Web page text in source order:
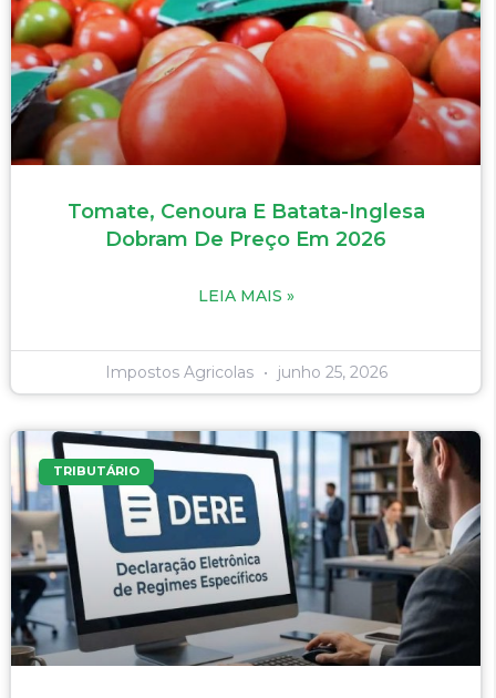
Tomate, Cenoura E Batata-Inglesa
Dobram De Preço Em 2026
LEIA MAIS »
Impostos Agricolas junho 25, 2026
TRIBUTÁRIO